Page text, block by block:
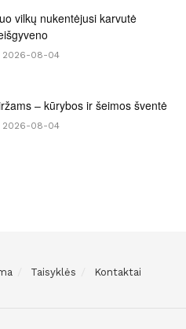
vilkų nukentėjusi karvutė
2026-08-04
– kūrybos ir šeimos šventė
2026-08-04
Taisyklės Kontaktai